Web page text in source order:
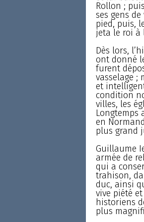
Rollon ;
ses gens
pied, puis,
jeta le roi à
Dès lors,
ont donné
furent
vasselage ;
et
condition
villes, les
Longtemps
en
plus grand
Guillaume
armée de
qui a
trahison,
duc, ainsi
vive piété
historiens
plus